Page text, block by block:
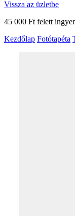
Vissza az üzletbe
45 000 Ft felett
Kezdőlap Fotótapéta